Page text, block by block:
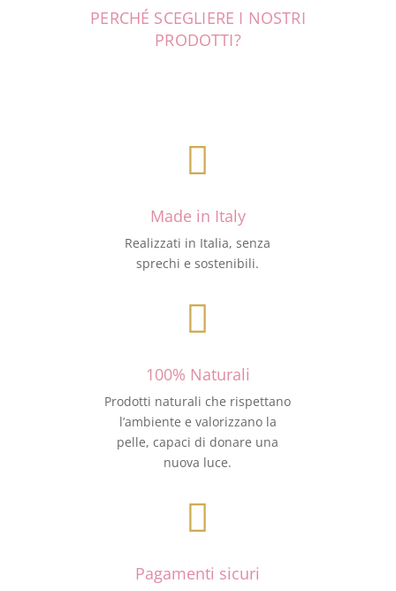
PERCHÉ SCEGLIERE I NOSTRI
PRODOTTI?

Made in Italy
Realizzati in Italia, senza
sprechi e sostenibili.

100% Naturali
Prodotti naturali che rispettano
l’ambiente e valorizzano la
pelle, capaci di donare una
nuova luce.

Pagamenti sicuri